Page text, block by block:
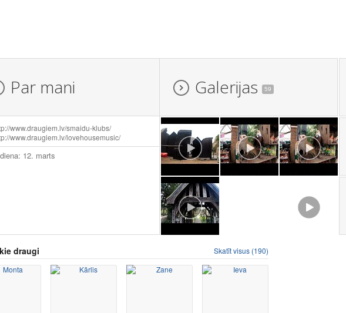
Par mani Galerijas 59
www.draugiem.lv/smaidu-klubs/
www.draugiem.lv/lovehousemusic/
12. marts
draugi Skatīt visus (190)